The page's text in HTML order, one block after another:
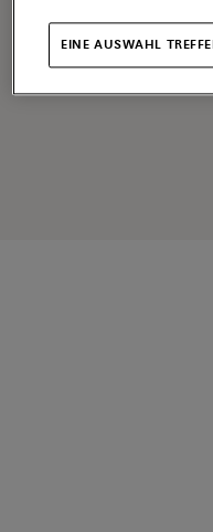
EINE AUSWAHL